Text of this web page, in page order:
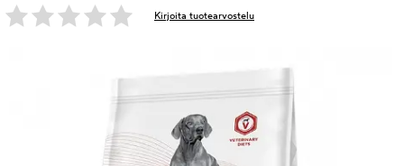
Kirjoita tuotearvostelu